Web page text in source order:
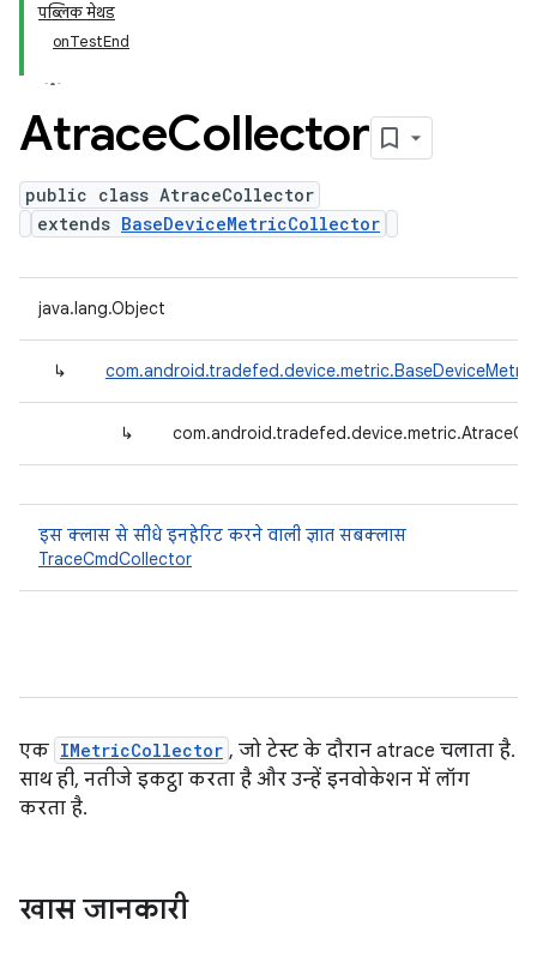
पब्लिक मेथड
onTestEnd
AtraceCollector
public class AtraceCollector
extends BaseDeviceMetricCollector
java.lang.Object
↳
↳
इस क्लास से सीधे इनहेरिट करने वाली ज्ञात सबक्लास
TraceCmdCollector
एक IMetricCollector , जो टेस्ट के दौरान atrace चलाता है.
साथ ही, नतीजे इकट्ठा करता है और उन्हें इनवोकेशन में लॉग
करता है.
खास जानकारी